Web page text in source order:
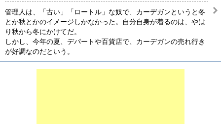
管理人は、「古い」「ロートル」な奴で、カーデガンというと冬
とか秋とかのイメージしかなかった。自分自身が着るのは、やは
り秋から冬にかけてだ。
しかし、今年の夏、デパートや百貨店で、カーデガンの売れ行き
が好調なのだという。